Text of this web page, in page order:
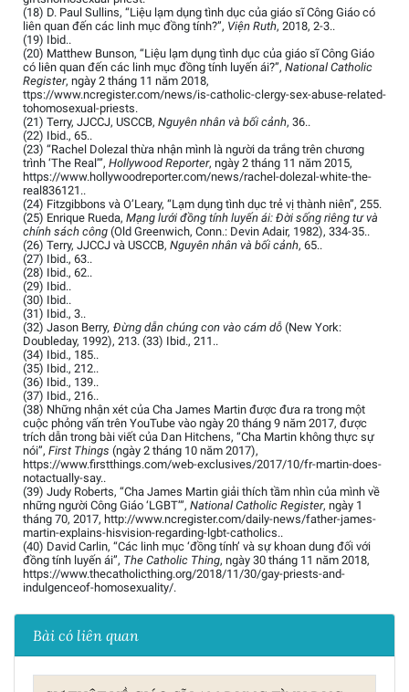
(18) D. Paul Sullins, “Liệu lạm dụng tình dục của giáo sĩ Công Giáo có
liên quan đến các linh mục đồng tính?”, Viện Ruth, 2018, 2-3..
(19) Ibid..
(20) Matthew Bunson, “Liệu lạm dụng tình dục của giáo sĩ Công Giáo
có liên quan đến các linh mục đồng tính luyến ái?”, National Catholic
Register, ngày 2 tháng 11 năm 2018,
ttps://www.ncregister.com/news/is-catholic-clergy-sex-abuse-related-
tohomosexual-priests.
(21) Terry, JJCCJ, USCCB, Nguyên nhân và bối cảnh, 36..
(22) Ibid., 65..
(23) “Rachel Dolezal thừa nhận mình là người da trắng trên chương
trình ‘The Real’”, Hollywood Reporter, ngày 2 tháng 11 năm 2015,
https://www.hollywoodreporter.com/news/rachel-dolezal-white-the-
real836121..
(24) Fitzgibbons và O’Leary, “Lạm dụng tình dục trẻ vị thành niên”, 255.
(25) Enrique Rueda, Mạng lưới đồng tính luyến ái: Đời sống riêng tư và
chính sách công (Old Greenwich, Conn.: Devin Adair, 1982), 334-35..
(26) Terry, JJCCJ và USCCB, Nguyên nhân và bối cảnh, 65..
(27) Ibid., 63..
(28) Ibid., 62..
(29) Ibid..
(30) Ibid..
(31) Ibid., 3..
(32) Jason Berry, Đừng dẫn chúng con vào cám dỗ (New York:
Doubleday, 1992), 213. (33) Ibid., 211..
(34) Ibid., 185..
(35) Ibid., 212..
(36) Ibid., 139..
(37) Ibid., 216..
(38) Những nhận xét của Cha James Martin được đưa ra trong một
cuộc phỏng vấn trên YouTube vào ngày 20 tháng 9 năm 2017, được
trích dẫn trong bài viết của Dan Hitchens, “Cha Martin không thực sự
nói”, First Things (ngày 2 tháng 10 năm 2017),
https://www.firstthings.com/web-exclusives/2017/10/fr-martin-does-
notactually-say..
(39) Judy Roberts, “Cha James Martin giải thích tầm nhìn của mình về
những người Công Giáo ‘LGBT’”, National Catholic Register, ngày 1
tháng 70, 2017, http://www.ncregister.com/daily-news/father-james-
martin-explains-hisvision-regarding-lgbt-catholics..
(40) David Carlin, “Các linh mục ‘đồng tính’ và sự khoan dung đối với
đồng tính luyến ái”, The Catholic Thing, ngày 30 tháng 11 năm 2018,
https://www.thecatholicthing.org/2018/11/30/gay-priests-and-
indulgenceof-homosexuality/.
Bài có liên quan